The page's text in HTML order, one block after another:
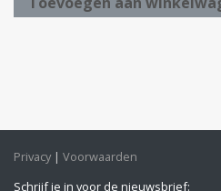
Privacy
Voorwaarden
Schrijf je in voor de nieuwsbrief: